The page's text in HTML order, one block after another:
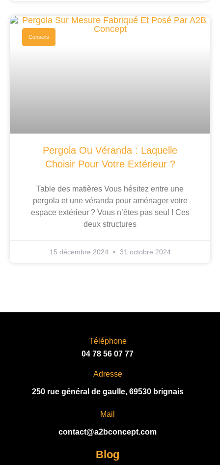
Conseils
Pergola Ou Véranda : Laquelle
Choisir Pour Votre Extérieur ?
Table des matières Vous hésitez entre une
pergola et une véranda pour aménager votre
espace extérieur ? Vous n’êtes pas seul ! Ces
deux structures
15 décembre 2024 31 octobre 2024
Téléphone
04 78 56 07 77
Adresse
250 rue général de gaulle, 69530 brignais
Mail
contact@a2bconcept.com
Blog